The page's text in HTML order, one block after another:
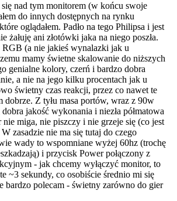
się nad tym monitorem (w końcu swoje
do innych dostępnych na rynku
oglądałem. Padło na tego Philipsa i jest
żałuję ani złotówki jaka na niego poszła.
RGB (a nie jakieś wynalazki jak u
mamy świetne skalowanie do niższych
genialne kolory, czerń i bardzo dobra
a nie na jego kilku procentach jak u
świetny czas reakcji, przez co nawet te
dobrze. Z tyłu masa portów, wraz z 90w
jakość wykonania i niezła półmatowa
miga, nie piszczy i nie grzeje się (co jest
zasadzie nie ma się tutaj do czego
wady to wspomniane wyżej 60hz (trochę
i przycisk Power połączony z
- jak chcemy wyłączyć monitor, to
~3 sekundy, co osobiście średnio mi się
bardzo polecam - świetny zarówno do gier